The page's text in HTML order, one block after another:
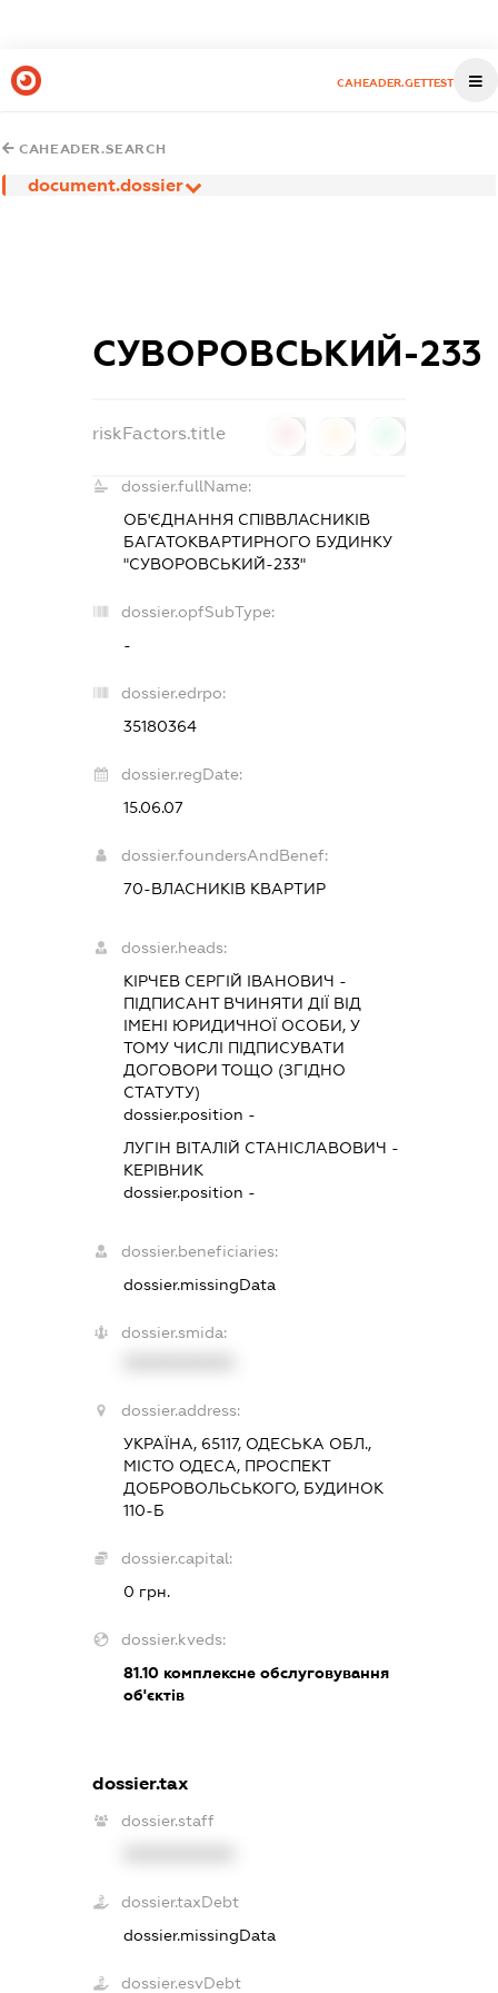
CAHEADER.GETTEST
CAHEADER.SEARCH
document.dossier
СУВОРОВСЬКИЙ-233
riskFactors.title
dossier.fullName:
ОБ'ЄДНАННЯ СПІВВЛАСНИКІВ
БАГАТОКВАРТИРНОГО БУДИНКУ
"СУВОРОВСЬКИЙ-233"
dossier.opfSubType:
-
dossier.edrpo:
35180364
dossier.regDate:
15.06.07
dossier.foundersAndBenef:
70-ВЛАСНИКІВ КВАРТИР
dossier.heads:
КІРЧЕВ СЕРГІЙ ІВАНОВИЧ -
ПІДПИСАНТВЧИНЯТИ ДІЇ ВІД
ІМЕНІ ЮРИДИЧНОЇ ОСОБИ, У
ТОМУ ЧИСЛІ ПІДПИСУВАТИ
ДОГОВОРИ ТОЩО (ЗГІДНО
СТАТУТУ)
dossier.position -
ЛУГІН ВІТАЛІЙ СТАНІСЛАВОВИЧ -
КЕРІВНИК
dossier.position -
dossier.beneficiaries:
dossier.missingData
dossier.smida:
dossier.address:
УКРАЇНА, 65117, ОДЕСЬКА ОБЛ.,
МІСТО ОДЕСА, ПРОСПЕКТ
ДОБРОВОЛЬСЬКОГО, БУДИНОК
110-Б
dossier.capital:
0 грн.
dossier.kveds:
81.10комплексне обслуговування
об'єктів
dossier.tax
dossier.staff
dossier.taxDebt
dossier.missingData
dossier.esvDebt